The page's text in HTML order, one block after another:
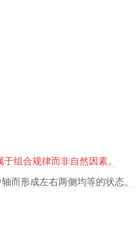
组合规律而非自然因素。
而形成左右两侧均等的状态。